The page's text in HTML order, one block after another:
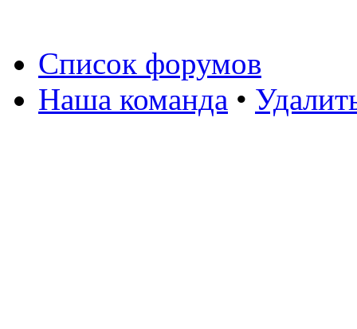
Список форумов
Наша команда •